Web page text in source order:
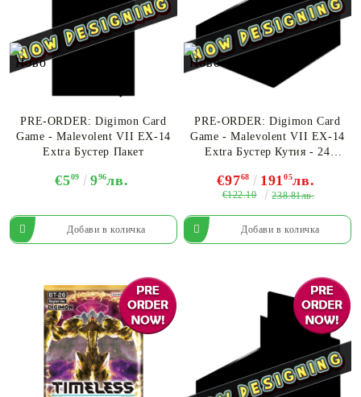
PRE-ORDER: Digimon Card
Game - Malevolent VII EX-14
Extra Бустер Пакет
€509 996лв.
PRE-ORDER: Digimon Card
Game - Malevolent VII EX-14
Extra Бустер Кутия - 24
€9768 19105лв.
€122.10 238.81лв.